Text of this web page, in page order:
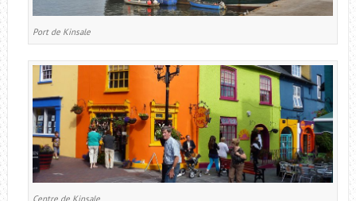
Port de Kinsale
Centre de Kinsale